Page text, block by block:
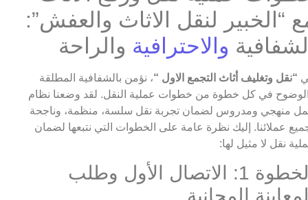
“الخبير لنقل الاثاث والعفش”:
والاحترافية والراحة
“نقل وتغليف أثاث التجمع الاول “، نؤمن بالشفافية المطلقة
في كل خطوة من خطوات عملية النقل. لقد وضعنا نظام
منهجي ومدروس لضمان تجربة نقل سلسة، منظمة، وناجحة
عملائنا. إليك نظرة عامة على الخطوات التي نتبعها لضمان
نقل لا مثيل لها:
الخطوة 1: الاتصال الأول وطلب